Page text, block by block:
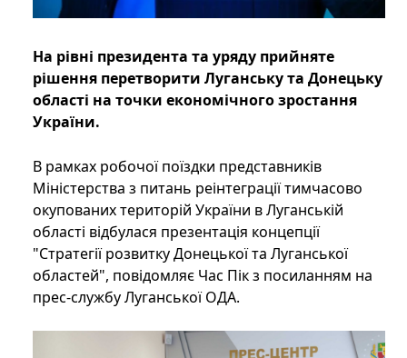
На рівні президента та уряду прийняте
рішення перетворити Луганську та Донецьку
області на точки економічного зростання
України.
В рамках робочої поїздки представників
Міністерства з питань реінтеграції тимчасово
окупованих територій України в Луганській
області відбулася презентація концепції
"Стратегії розвитку Донецької та Луганської
областей", повідомляє Час Пік з посиланням на
прес-службу Луганської ОДА.